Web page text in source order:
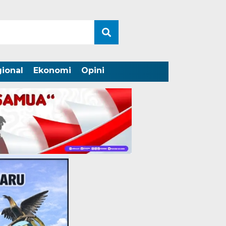
Ekonomi Opini